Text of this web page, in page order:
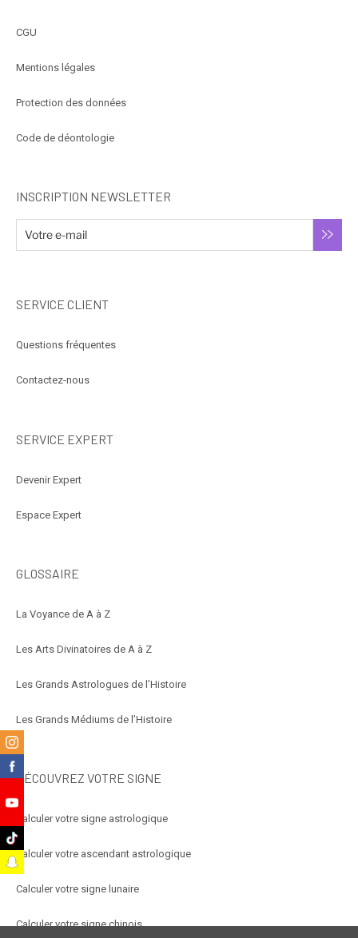
CGU
Mentions légales
Protection des données
Code de déontologie
INSCRIPTION NEWSLETTER
SERVICE CLIENT
Questions fréquentes
Contactez-nous
SERVICE EXPERT
Devenir Expert
Espace Expert
GLOSSAIRE
La Voyance de A à Z
Les Arts Divinatoires de A à Z
Les Grands Astrologues de l’Histoire
Les Grands Médiums de l’Histoire
DÉCOUVREZ VOTRE SIGNE
Calculer votre signe astrologique
Calculer votre ascendant astrologique
Calculer votre signe lunaire
Calculer votre signe chinois